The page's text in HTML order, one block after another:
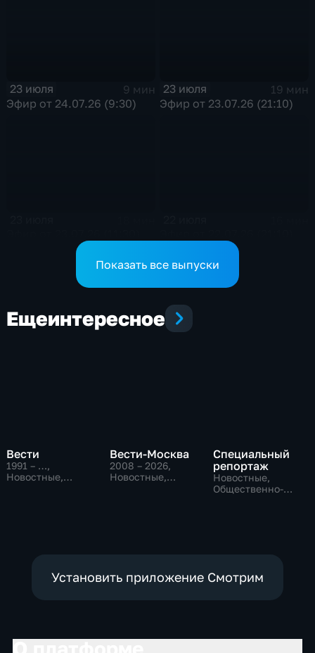
23 июля
9 мин
Эфир от 24.07.26 (9:30)
23 июля
19 мин
Эфир от 23.07.26 (21:10)
Показать все выпуски
Ещеинтересное
Вести
1991 – …,
Новостные,
Вести-Москва
2008 – 2026,
Новостные,
Специальный
репортаж
Новостные,
Общественно-
Установить приложение Смотрим